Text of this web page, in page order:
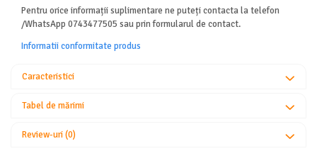
Pentru orice informații suplimentare ne puteți contacta la telefon
/WhatsApp 0743477505 sau prin formularul de contact.
Informatii conformitate produs
Caracteristici
Tabel de mărimi
Review-uri(0)